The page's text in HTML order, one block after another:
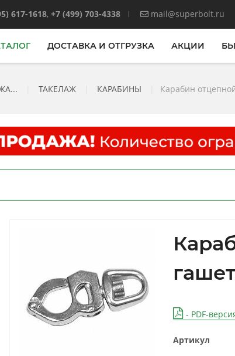
617-1618, +7 (499) 703-4338 mail@superbolt.ru
ДОСТАВКА И ОТГРУЗКА АКЦИИ
ТАКЕЛАЖ КАРАБИНЫ Карабин
- PDF-
Артикул